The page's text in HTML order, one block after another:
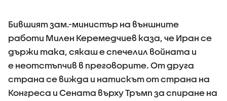
Бившият зам.-министър на външните
работи Милен Керемедчиев каза, че Иран се
държи така, сякаш е спечелил войната и
е неотстъпчив в преговорите. От друга
страна се вижда и натискът от страна на
Конгреса и Сената върху Тръмп за спиране на